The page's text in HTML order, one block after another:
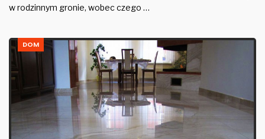
w rodzinnym gronie, wobec czego …
DOM